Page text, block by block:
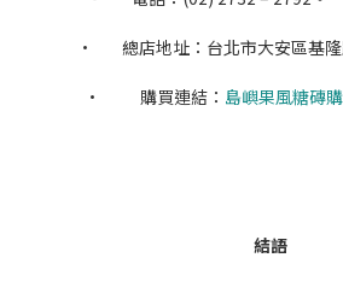
• 總店地址：台北市大安區基隆
• 購買連結： 島嶼果風糖磚
結語